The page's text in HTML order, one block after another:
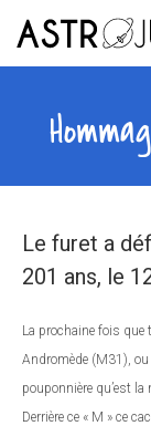
Le furet a
201 ans, le
La prochaine fois que
Andromède (M31),
pouponnière qu’est
Derrière ce « M » ce